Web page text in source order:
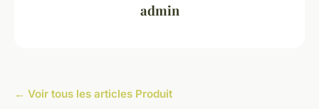
admin
← Voir tous les articles Produit